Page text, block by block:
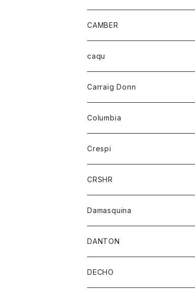
カードホルダー
チーフ
バンダナ
カーディガン
トレーナー
パーカー
ボトム
オーバーオール
ショートパンツ
レディース
オーバーオール
カーディガン
Tシャツ
パーカー
グッズ
靴
CAMBER
トップス
ハーフスリーブTシャツ
caqu
Carraig Donn
ニット
Columbia
アウター
ジャケット
Crespi
ジャケット
ワンピース
ブラウス
CRSHR
キャップ
Damasquina
ウォレット
カードケース
DANTON
アウター
DECHO